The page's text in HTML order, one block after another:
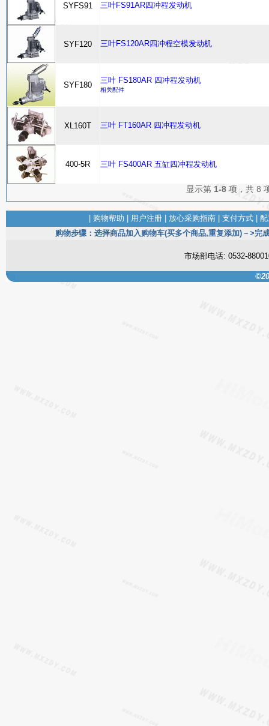
SYFS91 三叶FS91AR四冲程发动机
SYF120 三叶FS120AR四冲程空模发动机
SYF180
三叶 FS180AR 四冲程发动机
相关配件
XL160T 三叶 FT160AR 四冲程发动机
400-5R 三叶 FS400AR 五缸四冲程发动机
显示第 1-8 项，共 8
购物帮助 用户注册 放心采购指南 支付方式
购物步骤：选择商品加入购物车(买多个商品,重复添加)－>
市场部电话: 0532-